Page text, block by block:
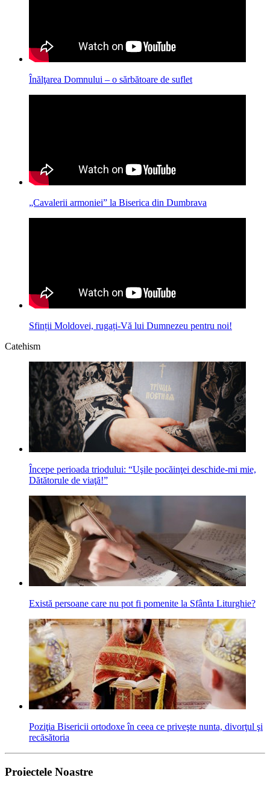
Înălţarea Domnului – o sărbătoare de suflet
„Cavalerii armoniei” la Biserica din Dumbrava
Sfinții Moldovei, rugați-Vă lui Dumnezeu pentru noi!
Catehism
Începe perioada triodului: “Uşile pocăinţei deschide-mi mie,
Dătătorule de viaţă!”
Există persoane care nu pot fi pomenite la Sfânta Liturghie?
Poziţia Bisericii ortodoxe în ceea ce priveşte nunta, divorţul şi
recăsătoria
Proiectele Noastre